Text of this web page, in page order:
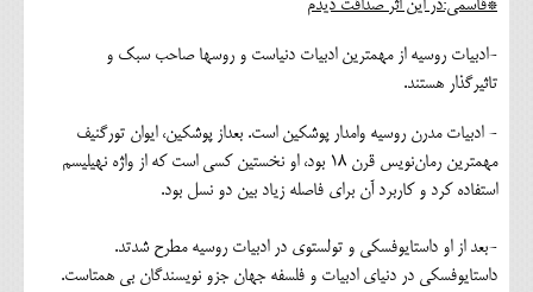
خانه
*قاسمی:در این اثر صداقت دیدم
-ادبیات روسیه از مهمترین ادبیات دنیاست و روسها صاحب سبک و
تاثیرگذار هستند.
- ادبیات مدرن روسیه وامدار پوشکین است. بعداز پوشکین، ایوان تورگنیف
مهمترین رمان‌نویس قرن ۱۸ بود، او نخستین کسی است که از واژه نهیلیسم
استفاده کرد و کاربرد آن برای فاصله زیاد بین دو نسل بود.
-بعد از او داستایوفسکی و تولستوی در ادبیات روسیه مطرح شدتد.
داستایوفسکی در دنیای ادبیات و فلسفه جهان جزو نویسندگان بی همتاست.